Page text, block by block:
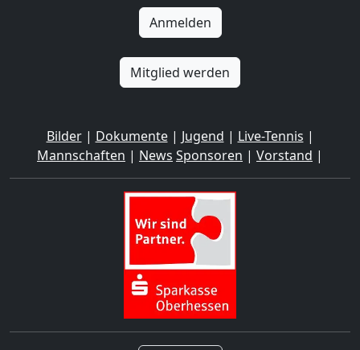
Anmelden
Mitglied werden
Bilder| Dokumente| Jugend | Live-Tennis |
Mannschaften | News Sponsoren | Vorstand |